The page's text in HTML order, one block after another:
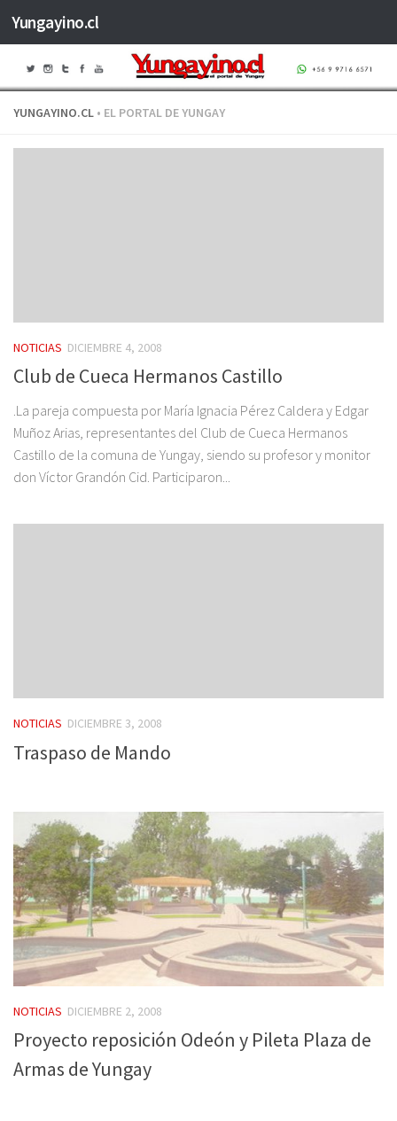
Saltar al contenido
Yungayino.cl
YUNGAYINO.CL • EL PORTAL DE YUNGAY
NOTICIAS DICIEMBRE 4, 2008
Club de Cueca Hermanos Castillo
.La pareja compuesta por María Ignacia Pérez Caldera y Edgar
Muñoz Arias, representantes del Club de Cueca Hermanos
Castillo de la comuna de Yungay, siendo su profesor y monitor
don Víctor Grandón Cid. Participaron...
NOTICIAS DICIEMBRE 3, 2008
Traspaso de Mando
NOTICIAS DICIEMBRE 2, 2008
Proyecto reposición Odeón y Pileta Plaza de
Armas de Yungay